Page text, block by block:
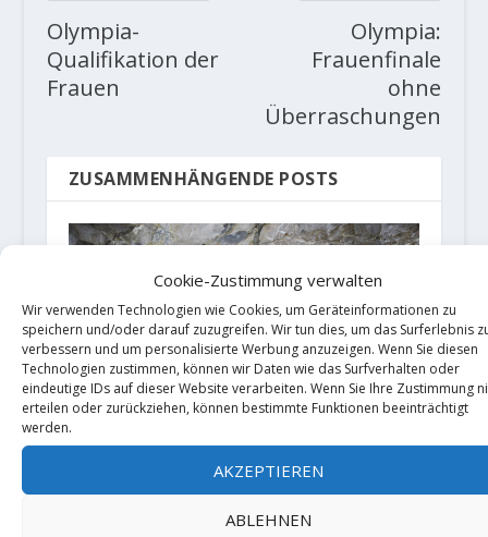
Cookie-Zustimmung verwalten
Wir verwenden Technologien wie Cookies, um Geräteinformationen zu
speichern und/oder darauf zuzugreifen. Wir tun dies, um das Surferlebnis
verbessern und um personalisierte Werbung anzuzeigen. Wenn Sie diesen
Technologien zustimmen, können wir Daten wie das Surfverhalten oder
eindeutige IDs auf dieser Website verarbeiten. Wenn Sie Ihre Zustimmung
erteilen oder zurückziehen, können bestimmte Funktionen beeinträchtigt
werden.
AKZEPTIEREN
ABLEHNEN
Olympia-
Qualifikation der
Frauen
Olympia:
Frauenfinale
ohne
Überraschungen
ZUSAMMENHÄNGENDE POSTS
Das Jahr 2020 – Ein
Sportkletterrückblick